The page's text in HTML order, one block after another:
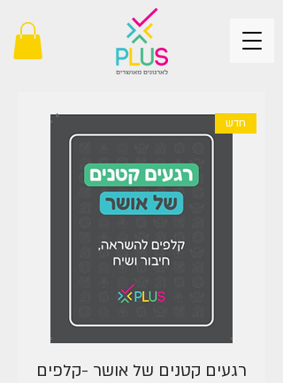
חדש
רגעים קטנים של אושר -קלפים